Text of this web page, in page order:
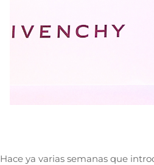
Hace ya varias semanas que